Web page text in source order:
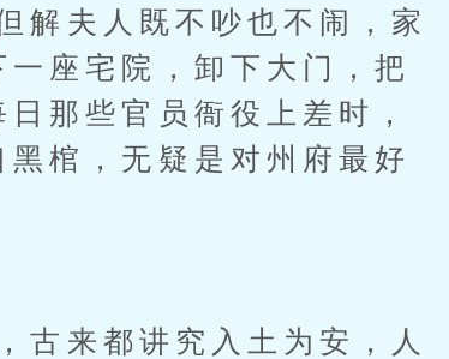
夫人既不吵也不闹，家
座宅院，卸下大门，把
那些官员衙役上差时，
棺，无疑是对州府最好
来都讲究入土为安，人